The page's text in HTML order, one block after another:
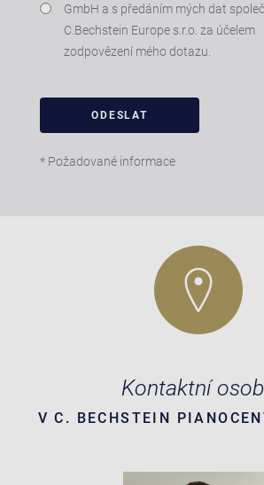
GmbH a s předáním mých dat
C.Bechstein Europe s.r.o. za účelem
zodpovězení mého dotazu.
* Požadované informace
Kontaktní
V C. BECHSTEIN